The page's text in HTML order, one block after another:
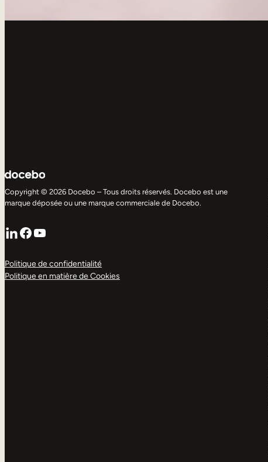
Copyright © 2026 Docebo – Tous droits réservés. Docebo est une
marque déposée ou une marque commerciale de Docebo.
LinkedIn
Facebook
YouTube
Politique de confidentialité
Politique en matière de Cookies